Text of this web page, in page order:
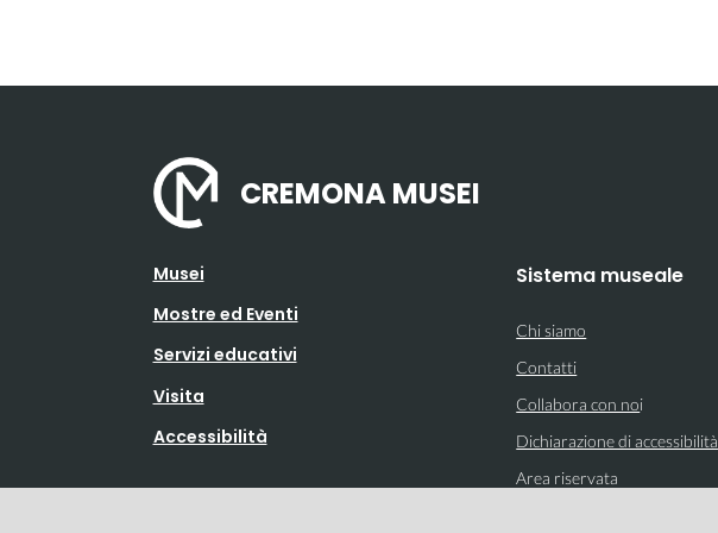
CREMONA MUSEI
Musei
Mostre ed Eventi
Servizi educativi
Visita
Accessibilità
Sistema museale
Chi siamo
Contatti
Collabora con noi
Dichiarazione di accessibilità
Area riservata